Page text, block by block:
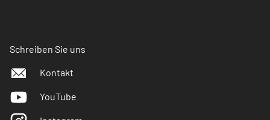
Schreiben Sie uns
Kontakt
YouTube